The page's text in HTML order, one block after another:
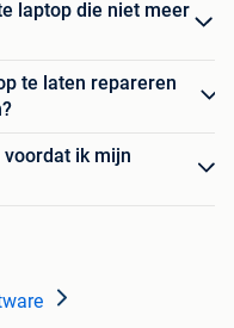
laptop die niet meer
te laten repareren
ik mijn